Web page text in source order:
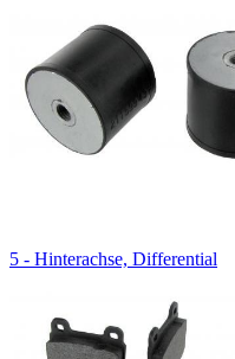
5 - Hinterachse, Differential